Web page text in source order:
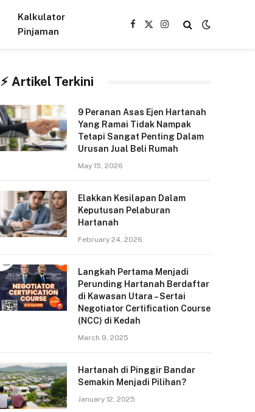
Kalkulator
Pinjaman
Facebook
X
Instagram
⚡︎ Artikel Terkini
9 Peranan Asas Ejen Hartanah
Yang Ramai Tidak Nampak
Tetapi Sangat Penting Dalam
Urusan Jual Beli Rumah
May 15, 2026
Elakkan Kesilapan Dalam
Keputusan Pelaburan
Hartanah
February 24, 2026
Langkah Pertama Menjadi
Perunding Hartanah Berdaftar
di Kawasan Utara – Sertai
Negotiator Certification Course
(NCC) di Kedah
March 9, 2025
Hartanah di Pinggir Bandar
Semakin Menjadi Pilihan?
January 12, 2025